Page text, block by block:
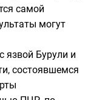
самой
могут
язвой Бурули и
состоявшемся